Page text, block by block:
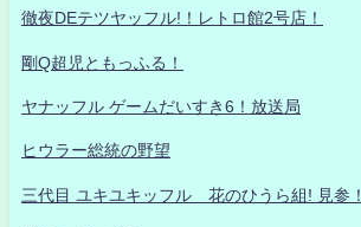
徹夜DEテツヤッフル!！レトロ館2号店！
剛Q超児ともっふる！
ヤナッフル ゲームだいすき6！放送局
ヒウラー総統の野望
三代目 ユキユキッフル 花のひうら組! 見参！